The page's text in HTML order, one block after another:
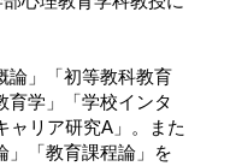
論」「初等教科教育
育学」「学校インタ
ャリア研究A」。また
」「教育課程論」を